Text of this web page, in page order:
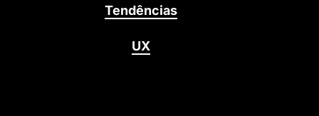
Tendências
UX